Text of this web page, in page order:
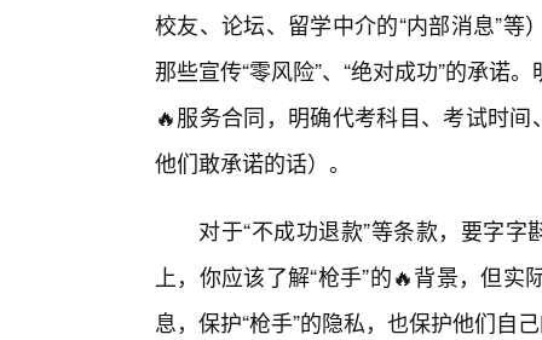
校友、论坛、留学中介的“内部消息”
那些宣传“零风险”、“绝对成功”的承诺
🔥服务合同，明确代考科目、考试时
他们敢承诺的话）。
对于“不成功退款”等条款，要字
上，你应该了解“枪手”的🔥背景，但
息，保护“枪手”的隐私，也保护他们自